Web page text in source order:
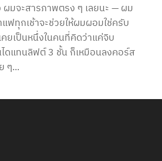
ผมจะสารภาพตรง ๆ เลยนะ — ผม
แฟทุกเช้าจะช่วยให้ผมผอมใช่ครับ
ยเป็นหนึ่งในคนที่คิดว่าแค่จิบ
ดแทนลิฟต์ 3 ชั้น ก็เหมือนลงคอร์ส
ๆ...